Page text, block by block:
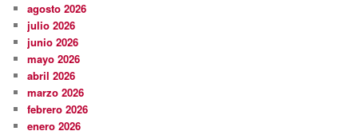
agosto 2026
julio 2026
junio 2026
mayo 2026
abril 2026
marzo 2026
febrero 2026
enero 2026